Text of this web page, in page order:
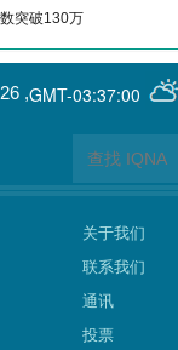
突破130万
GMT-03:37:00
,
关于我们
联系我们
通讯
投票